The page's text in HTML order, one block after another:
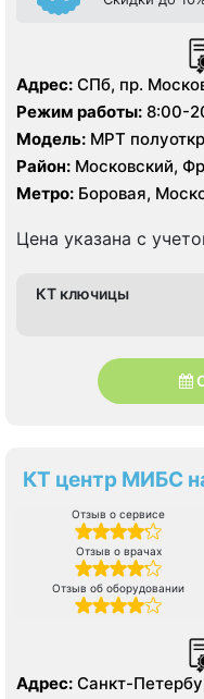
Адрес: СПб, пр.
Режим работы: 8:00-
Модель: МРТ
Тесла, КТ Siemens
Район: Московский,
Метро: Боровая,
Цена указана с
КТ ключицы
КТ центр МИБС
Отзыв о сервисе
Отзыв о врачах
Отзыв об оборудовании
Адрес: Санкт-